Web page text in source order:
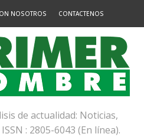
NOSOTROS CONTACTENOS
de actualidad: Noticias,
: 2805-6043 (En línea).